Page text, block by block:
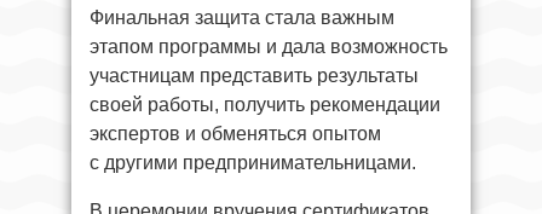
Финальная защита стала важным
этапом программы и дала возможность
участницам представить результаты
своей работы, получить рекомендации
экспертов и обменяться опытом
с другими предпринимательницами.